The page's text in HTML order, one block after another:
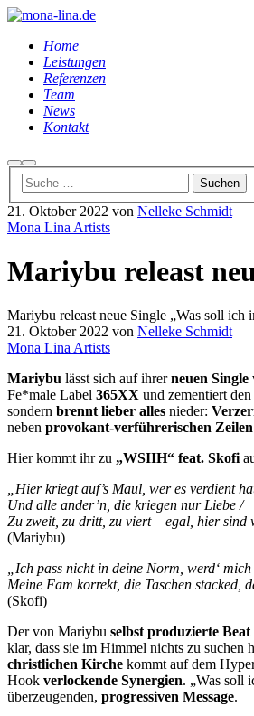
Home
Leistungen
Referenzen
Team
News
Kontakt
Suchen
Hauptmenü
21. Oktober 2022 von Nelleke Schmidt
Mona Lina Artists
Mariybu releast
Mariybu releast neue Single „Was soll ich
21. Oktober 2022 von Nelleke Schmidt
Mona Lina Artists
Mariybu lässt sich auf ihrerneuen Single
Fe*male Label 365XX und zementiert den
sondern brennt lieber alles nieder:
neben provokant-verführerischen Zeilen
Hier kommt ihr zu „WSIIH“ feat. Skofi
„Hier kriegt auf’s Maul, wer es verdient
Und alle ander’n, die kriegen nur Liebe /
Zu zweit, zu dritt, zu viert – egal, hier sind
(Mariybu)
„Ich pass nicht in deine Norm, werd‘
Meine Fam korrekt, die Taschen stacked,
(Skofi)
Der von Mariybu selbst produzierte Beat
klar, dass sie im Himmel nichts zu suchen
christlichen Kirche kommt auf dem
Hook verlockende Synergien. „Was soll
überzeugenden, progressiven Message.